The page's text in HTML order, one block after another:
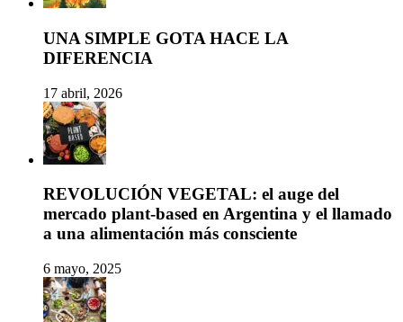
UNA SIMPLE GOTA HACE LA
DIFERENCIA
17 abril, 2026
REVOLUCIÓN VEGETAL: el auge del
mercado plant-based en Argentina y el llamado
a una alimentación más consciente
6 mayo, 2025